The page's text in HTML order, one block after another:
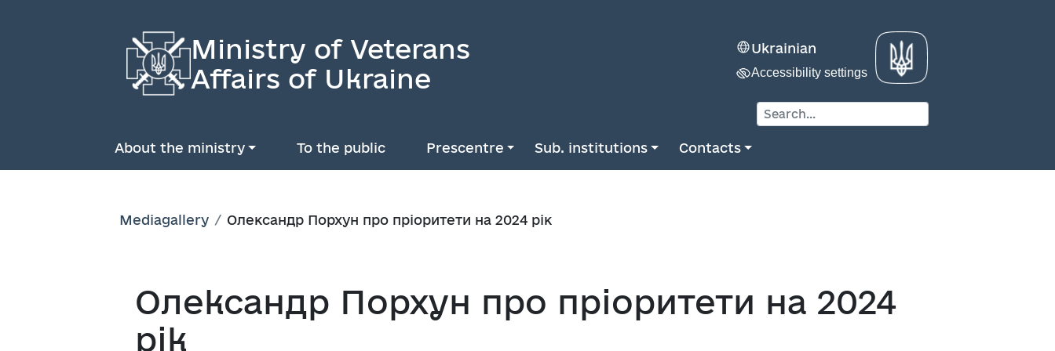
Ministry of Veterans
Affairs of Ukraine
Ukrainian
Accessibility settings
About the ministry To the public Prescentre Sub. institutions Contacts
Mediagallery Олександр Порхун про пріоритети на 2024 рік
Олександр Порхун про пріоритети на 2024
рік